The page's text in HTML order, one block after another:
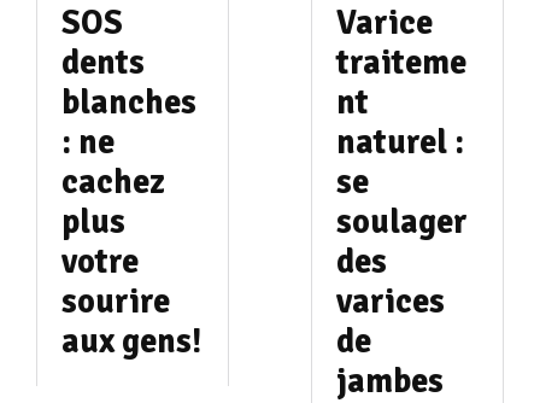
SOS
dents
blanches
: ne
cachez
plus
votre
sourire
aux gens!
Varice
traiteme
nt
naturel :
se
soulager
des
varices
de
jambes